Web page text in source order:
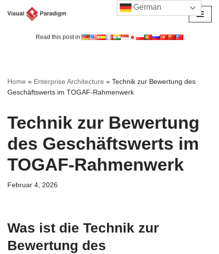
Read this post in:
Home » Enterprise Architecture » Technik zur Bewertung des
Geschäftswerts im TOGAF-Rahmenwerk
Technik zur Bewertung
des Geschäftswerts im
TOGAF-Rahmenwerk
Februar 4, 2026
Was ist die Technik zur
Bewertung des
German